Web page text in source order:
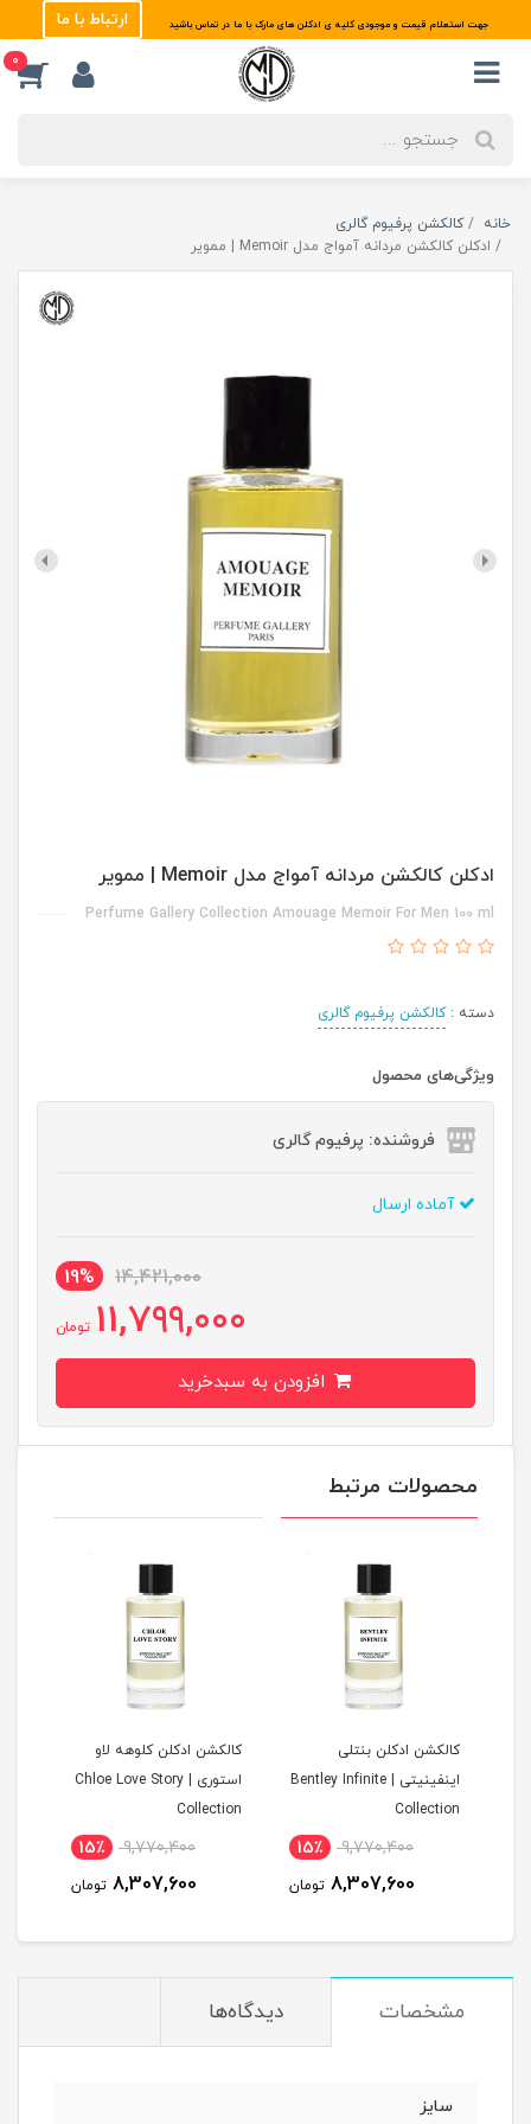
جهت استعلام قیمت و موجودی کلیه ی ادکلن های مارک با ما در تماس باشید ارتباط با ما
0
خانه
کالکشن پرفیوم گالری
ادکلن کالکشن مردانه آمواج مدل Memoir | ممویر
ادکلن کالکشن مردانه آمواج مدل Memoir | ممویر
Perfume Gallery Collection Amouage Memoir For Men 100 ml
دسته :کالکشن پرفیوم گالری
ویژگی‌های محصول
فروشنده: پرفیوم گالری
آماده ارسال
14,421,000
19%
11,799,000 تومان
محصولات مرتبط
کالکشن ادکلن بنتلی
اینفینیتی | Bentley Infinite
Collection
9,770,400 15٪
8,307,600 تومان
کالکشن ادکلن کلوهه لاو
استوری | Chloe Love Story
Collection
9,770,400 15٪
8,307,600 تومان
مشخصات دیدگاه‌ها
سایز